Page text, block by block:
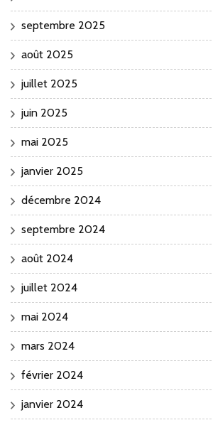
septembre 2025
août 2025
juillet 2025
juin 2025
mai 2025
janvier 2025
décembre 2024
septembre 2024
août 2024
juillet 2024
mai 2024
mars 2024
février 2024
janvier 2024